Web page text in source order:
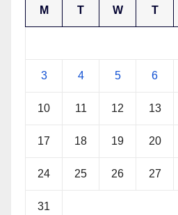
M T W T
3 4 5 6
10 11 12 13
17 18 19 20
24 25 26 27
31